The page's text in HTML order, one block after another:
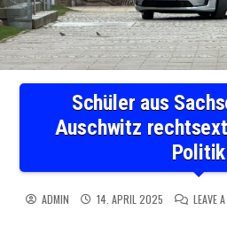
Schüler aus
Auschwitz
Politik
ADMIN 14. APRIL 2025 LEAVE